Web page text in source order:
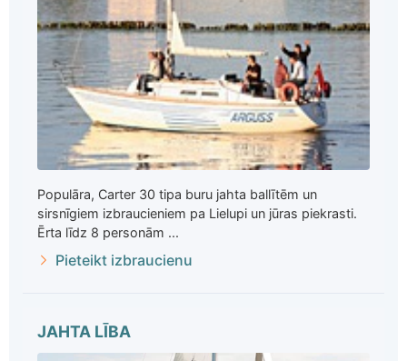
Populāra, Carter 30 tipa buru jahta ballītēm un
sirsnīgiem izbraucieniem pa Lielupi un jūras piekrasti.
Ērta līdz 8 personām ...
Pieteikt izbraucienu
JAHTA LĪBA